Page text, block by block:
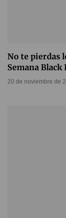
No te pierdas
Semana
20 de noviembre de